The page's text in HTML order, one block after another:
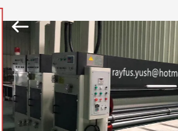
MAISON
PRODUITS
2026
CARTON
MACHINE
Rights
Reserved.